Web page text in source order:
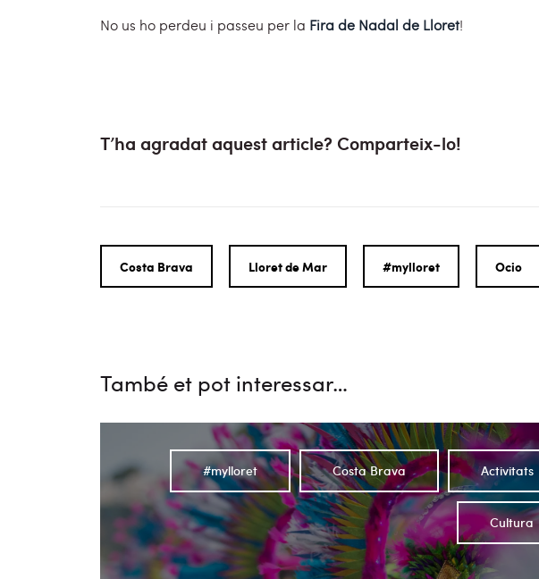
No us ho perdeu i passeu per la Fira de Nadal de Lloret!
T’ha agradat aquest article? Comparteix-lo!
Costa Brava Lloret de Mar #mylloret Ocio
També et pot interessar…
Activitats
Costa Brava
#mylloret
Cultura